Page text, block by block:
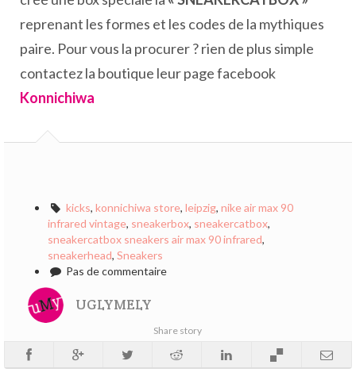
reprenant les formes et les codes de la mythiques
paire. Pour vous la procurer ? rien de plus simple
contactez la boutique leur page facebook
Konnichiwa
kicks, konnichiwa store, leipzig, nike air max 90
infrared vintage, sneakerbox, sneakercatbox,
sneakercatbox sneakers air max 90 infrared,
sneakerhead, Sneakers
Pas de commentaire
UGLYMELY
Share story